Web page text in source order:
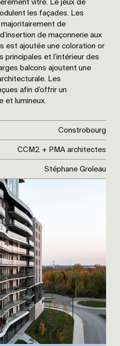
vitré. Le jeux de
les façades. Les
de
de maçonnerie aux
est ajoutée une coloration or
et l’intérieur des
balcons ajoutent une
Les
afin d’offrir un
et lumineux.
Constrobourg
CCM2 + PMA architectes
Stéphane Groleau